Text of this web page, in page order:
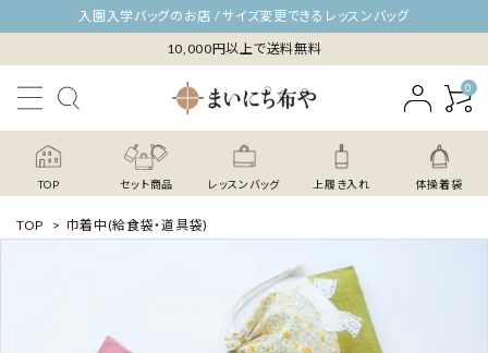
入園入学バッグのお店 / サイズ変更できるレッスンバッグ
10,000円以上で送料無料
0
TOP セット商品 レッスンバッグ 上履き入れ 体操着袋
TOP > 巾着中(給食袋・道具袋)